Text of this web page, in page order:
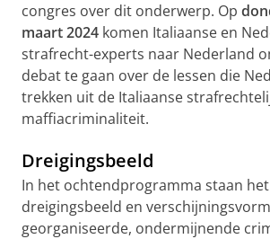
congres over dit onderwerp. Op
maart 2024 komen Italiaanse en
strafrecht-experts naar Nederland
debat te gaan over de lessen die
trekken uit de Italiaanse
maffiacriminaliteit.
Dreigingsbeeld
In het ochtendprogramma staan
dreigingsbeeld en
georganiseerde, ondermijnende